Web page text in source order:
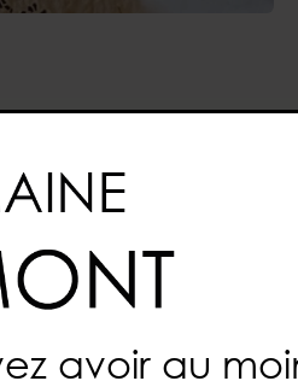
avoir au
nos vins ?